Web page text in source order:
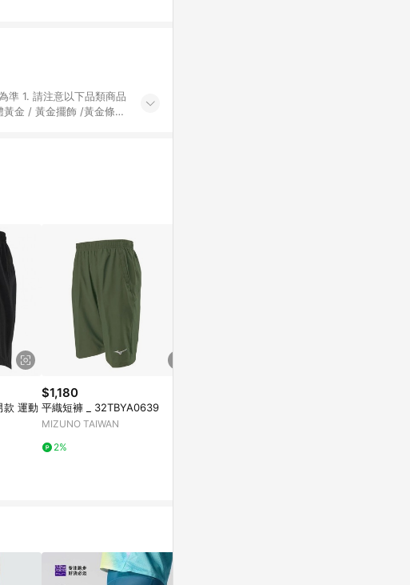
商品
金 / 黃金擺飾 /黃金條
定活動店家除外) 3. 訂
款 運動
$1,180
平織短褲 _ 32TBYA0639
MIZUNO TAIWAN
2%